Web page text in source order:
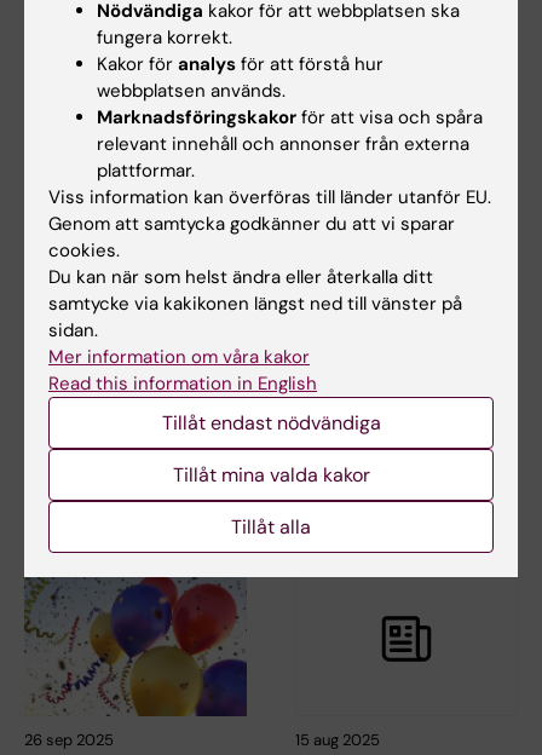
Ranking by Subject för 2026
publicerats behåller…
Storbritannien har publicerat
27 nov 2025
MBB-forskare på
Clarivates lista över
Highly Cited
Researchers 2025
Gonçalo Castelo-Branco och
institutionen för medicinsk…
9 okt 2025
toppuniversiteten i
THE-rankningen
När Times Higher Education,
THE, i Storbritannien publicerar
26 sep 2025 15 aug 2025
Nödvändiga kakor för att webbplatsen ska
fungera korrekt.
Kakor för analys för att förstå hur
webbplatsen används.
Marknadsföringskakor för att visa och spåra
relevant innehåll och annonser från externa
plattformar.
Viss information kan överföras till länder utanför EU.
Genom att samtycka godkänner du att vi sparar
cookies.
Du kan när som helst ändra eller återkalla ditt
samtycke via kakikonen längst ned till vänster på
sidan.
Mer information om våra kakor
Read this information in English
Tillåt endast nödvändiga
Tillåt mina valda kakor
Tillåt alla